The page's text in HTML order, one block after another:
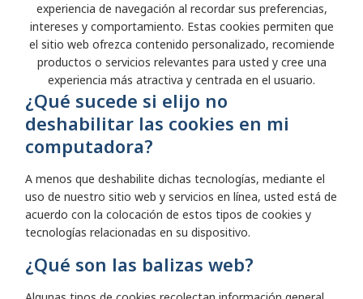
experiencia de navegación al recordar sus preferencias,
intereses y comportamiento. Estas cookies permiten que
el sitio web ofrezca contenido personalizado, recomiende
productos o servicios relevantes para usted y cree una
experiencia más atractiva y centrada en el usuario.
¿Qué sucede si elijo no
deshabilitar las cookies en mi
computadora?
A menos que deshabilite dichas tecnologías, mediante el
uso de nuestro sitio web y servicios en línea, usted está de
acuerdo con la colocación de estos tipos de cookies y
tecnologías relacionadas en su dispositivo.
¿Qué son las balizas web?